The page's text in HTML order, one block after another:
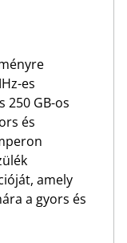
es
250 GB-os
és
amely
a gyors és